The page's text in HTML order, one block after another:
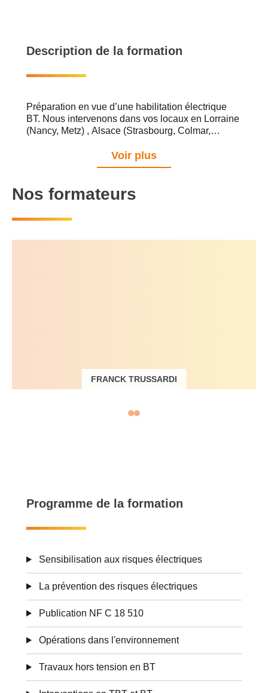
Description de la formation
Préparation en vue d’une habilitation électrique
BT. Nous intervenons dans vos locaux en Lorraine
(Nancy, Metz) , Alsace (Strasbourg, Colmar,
Bourgogne (Dijon). Nous pouvons également vous
accueillir dans nos locaux de Nancy.
Voir plus
Nos formateurs
FRANCK TRUSSARDI
risques
Programme de la formation
Sensibilisation aux risques électriques
La prévention des risques électriques
Publication NF C 18 510
Opérations dans l'environnement
Travaux hors tension en BT